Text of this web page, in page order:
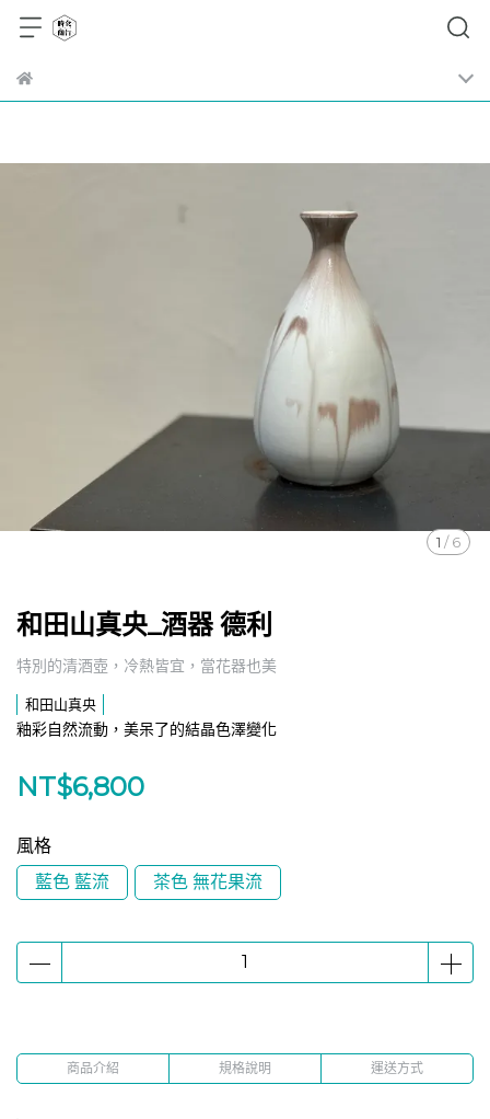
1 / 6
和田山真央_酒器 德利
特別的清酒壺，冷熱皆宜，當花器也美
和田山真央
釉彩自然流動，美呆了的結晶色澤變化
NT$6,800
風格
藍色 藍流
茶色 無花果流
商品介紹 規格說明 運送方式